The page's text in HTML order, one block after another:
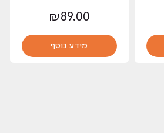
₪ 89.00
מידע נוסף